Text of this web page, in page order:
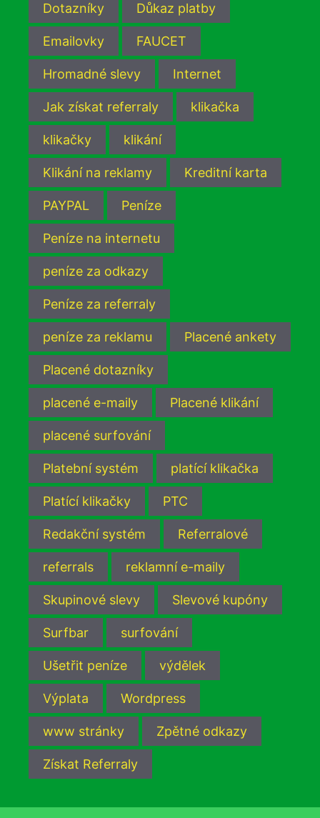
Dotazníky Důkaz platby
Emailovky FAUCET
Hromadné slevy Internet
Jak získat referraly klikačka
klikačky klikání
Klikání na reklamy Kreditní karta
PAYPAL Peníze
Peníze na internetu
peníze za odkazy
Peníze za referraly
peníze za reklamu Placené ankety
Placené dotazníky
placené e-maily Placené klikání
placené surfování
Platební systém platící klikačka
Platící klikačky PTC
Redakční systém Referralové
referrals reklamní e-maily
Skupinové slevy Slevové kupóny
Surfbar surfování
Ušetřit peníze výdělek
Výplata Wordpress
www stránky Zpětné odkazy
Získat Referraly